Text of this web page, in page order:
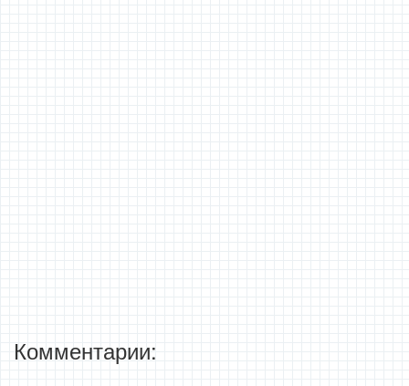
Комментарии: